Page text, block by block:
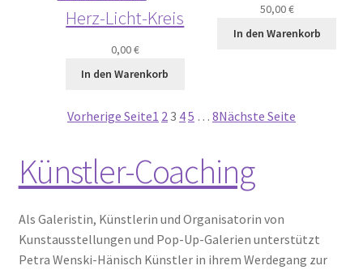
Herz-Licht-Kreis
0,00€
In den Warenkorb
50,00€
In den Warenkorb
Vorherige Seite1 2 3 45 … 8Nächste Seite
Künstler-Coaching
Als Galeristin, Künstlerin und Organisatorin von
Kunstausstellungen und Pop-Up-Galerien unterstützt
Petra Wenski-Hänisch Künstler in ihrem Werdegang zur